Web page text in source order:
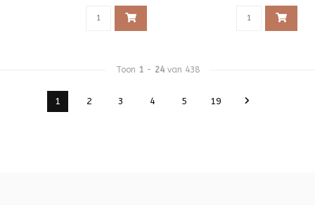
Toon 1- 24van 438
1 2 3 4 5 19